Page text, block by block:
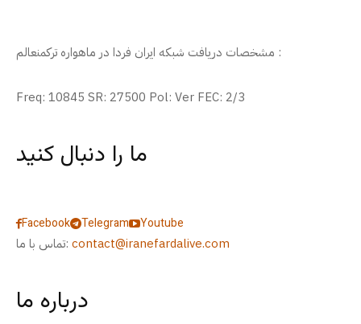
مشخصات دریافت شبکه ایران فردا در ماهواره ترکمنعالم :
Freq: 10845 SR: 27500 Pol: Ver FEC: 2/3
ما را دنبال کنید
Facebook Telegram
Youtube
تماس با ما: contact@iranefardalive.com
درباره ما